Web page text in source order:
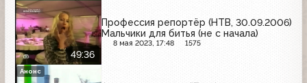
49:36
Профессия репортёр (НТВ, 30.09.2006)
Мальчики для битья (не с начала)
8 мая 2023, 17:48 1575
Анонс